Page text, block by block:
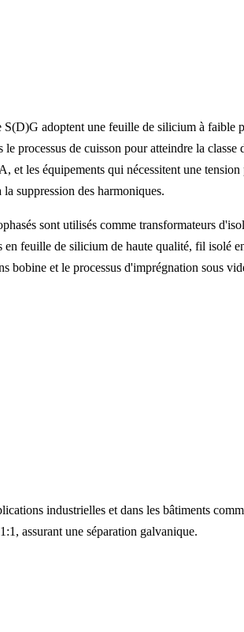
adoptent une feuille de silicium à
processus de cuisson pour atteindre la
les équipements qui nécessitent une
suppression des harmoniques.
sont utilisés comme transformateurs
en feuille de silicium de haute qualité, fil
bobine et le processus d'imprégnation sous
industrielles et dans les bâtiments
assurant une séparation galvanique.